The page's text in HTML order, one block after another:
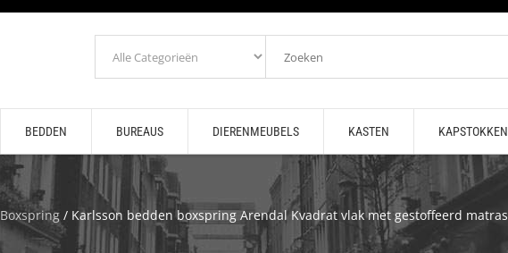
BEDDEN BUREAUS DIERENMEUBELS KASTEN KAPSTOKKEN
Boxspring / Karlsson bedden boxspring Arendal Kvadrat vlak met gestoffeerd matras